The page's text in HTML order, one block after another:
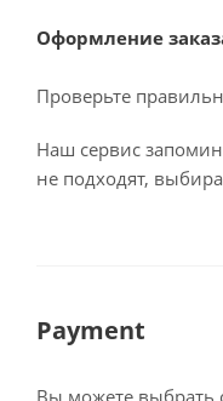
Оформление
Проверьте
Наш сервис
не подходят,
Payment
Вы можете выбрать